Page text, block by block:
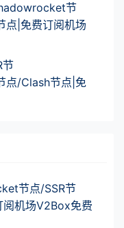
节
点|免费订阅机场
节
点/Clash节点|免
节点/SSR节
机场V2Box免费